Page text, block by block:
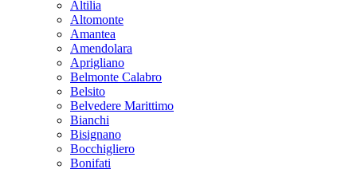
Altilia
Altomonte
Amantea
Amendolara
Aprigliano
Belmonte Calabro
Belsito
Belvedere Marittimo
Bianchi
Bisignano
Bocchigliero
Bonifati